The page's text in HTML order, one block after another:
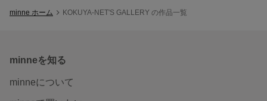
minne ホーム KOKUYA-NET'S GALLERY の作品一覧
minneを知る
minneについて